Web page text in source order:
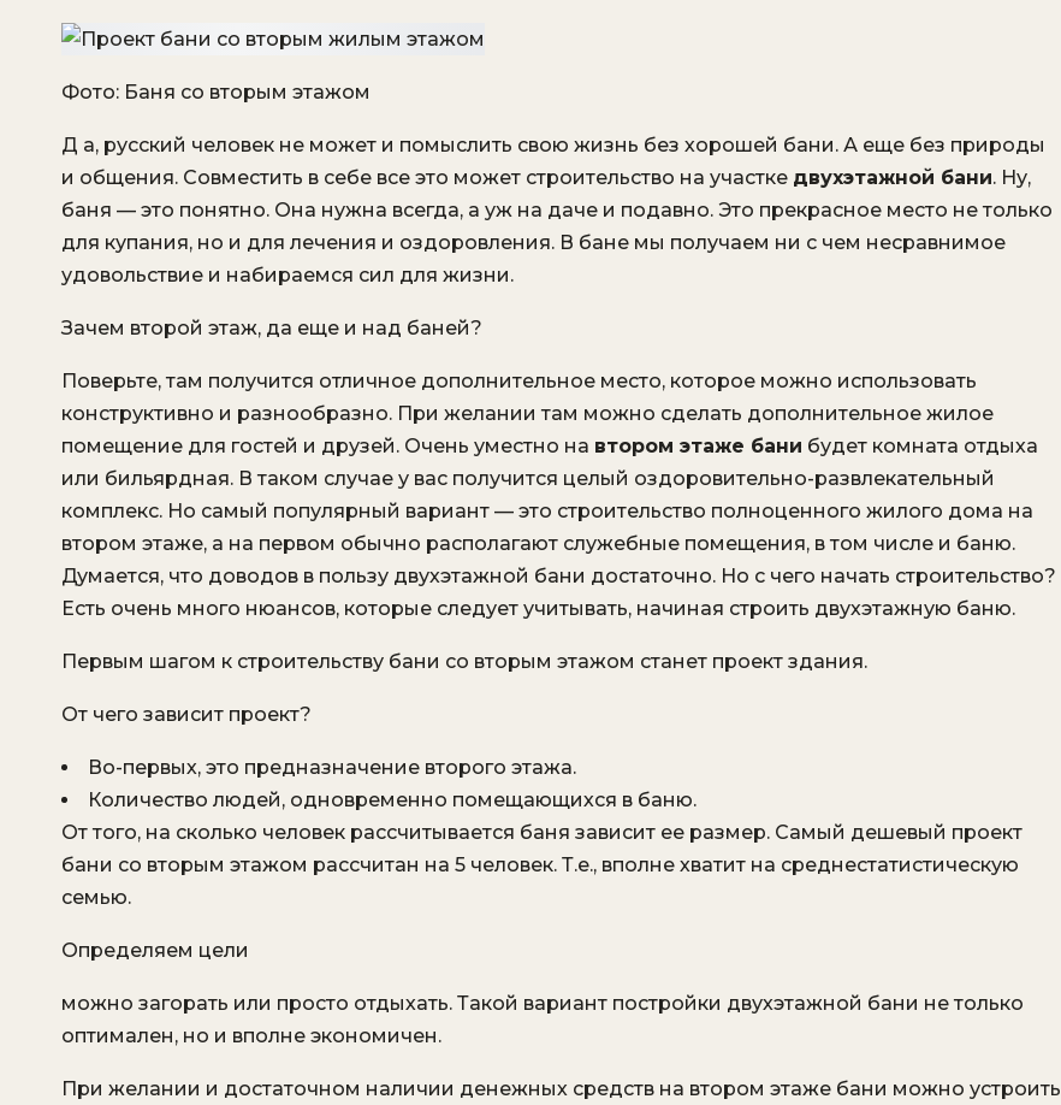
Фото: Баня со вторым этажом
Д а, русский человек не может и помыслить свою жизнь без хорошей бани. А еще без природы
и общения. Совместить в себе все это может строительство на участке двухэтажной бани. Ну,
баня — это понятно. Она нужна всегда, а уж на даче и подавно. Это прекрасное место не только
для купания, но и для лечения и оздоровления. В бане мы получаем ни с чем несравнимое
удовольствие и набираемся сил для жизни.
Зачем второй этаж, да еще и над баней?
Поверьте, там получится отличное дополнительное место, которое можно использовать
конструктивно и разнообразно. При желании там можно сделать дополнительное жилое
помещение для гостей и друзей. Очень уместно на втором этаже бани будет комната отдыха
или бильярдная. В таком случае у вас получится целый оздоровительно-развлекательный
комплекс. Но самый популярный вариант — это строительство полноценного жилого дома на
втором этаже, а на первом обычно располагают служебные помещения, в том числе и баню.
Думается, что доводов в пользу двухэтажной бани достаточно. Но с чего начать строительство?
Есть очень много нюансов, которые следует учитывать, начиная строить двухэтажную баню.
Первым шагом к строительству бани со вторым этажом станет проект здания.
От чего зависит проект?
Во-первых, это предназначение второго этажа.
Количество людей, одновременно помещающихся в баню.
От того, на сколько человек рассчитывается баня зависит ее размер. Самый дешевый проект
бани со вторым этажом рассчитан на 5 человек. Т.е., вполне хватит на среднестатистическую
семью.
Определяем цели
можно загорать или просто отдыхать. Такой вариант постройки двухэтажной бани не только
оптимален, но и вполне экономичен.
При желании и достаточном наличии денежных средств на втором этаже бани можно устроить